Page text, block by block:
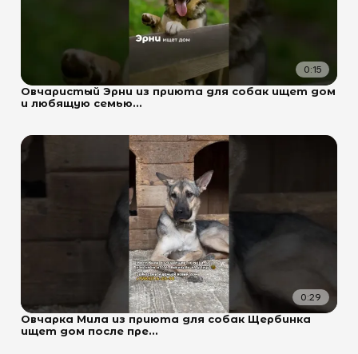
0:15
Овчаристый Эрни из приюта для собак ищет дом
и любящую семью...
0:29
Овчарка Мила из приюта для собак Щербинка
ищет дом после пре...